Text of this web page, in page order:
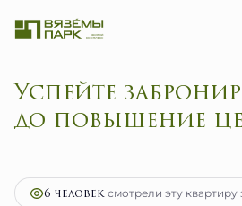
Успейте
до повышение
1-комнатная34.3 м2
6 человексмотрели эту квартиру